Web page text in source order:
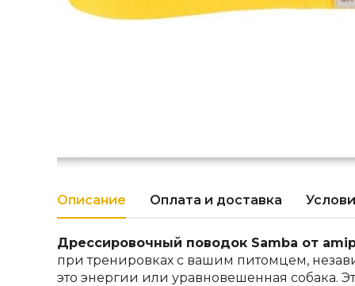
Описание Оплата и доставка
Дрессировочный поводок Samba от
при тренировках с вашим питомцем,
это энергии или уравновешенная собака.